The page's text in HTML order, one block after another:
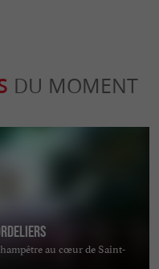
DU MOMENT
au cœur de Saint-